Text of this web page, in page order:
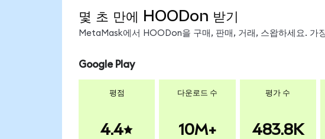
몇 초 만에 HOODon 받기
MetaMask에서 HOODon을 구매, 판매, 거래, 스왑하세요. 가
Google Play
평점
4.4
다운로드 수
10M+
평가 수
483.8K